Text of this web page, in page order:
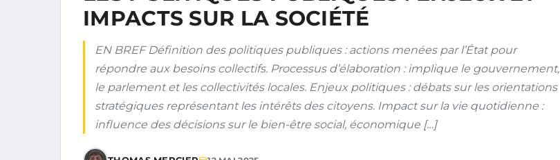
IMPACTS SUR LA SOCIÉTÉ
EN BREF Définition des politiques publiques : actions menées par l’État pour
répondre aux besoins collectifs. Processus d’élaboration : implique le gouvernement,
le parlement et les collectivités locales. Enjeux politiques : débats sur les orientations
stratégiques représentant les intérêts des citoyens. Impact sur la vie quotidienne :
influence des décisions sur le bien-être social, économique […]